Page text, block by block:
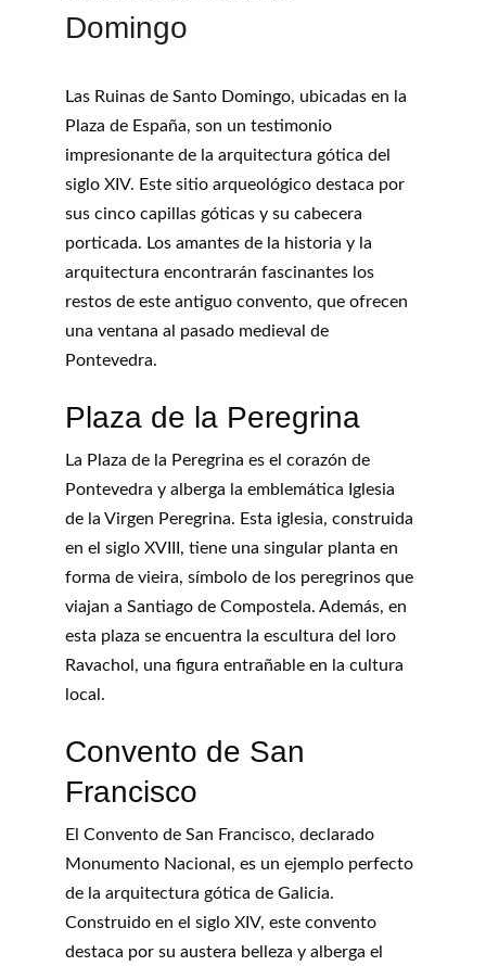
Domingo
Las Ruinas de Santo Domingo, ubicadas en la
Plaza de España, son un testimonio
impresionante de la arquitectura gótica del
siglo XIV. Este sitio arqueológico destaca por
sus cinco capillas góticas y su cabecera
porticada. Los amantes de la historia y la
arquitectura encontrarán fascinantes los
restos de este antiguo convento, que ofrecen
una ventana al pasado medieval de
Pontevedra.
Plaza de la Peregrina
La Plaza de la Peregrina es el corazón de
Pontevedra y alberga la emblemática Iglesia
de la Virgen Peregrina. Esta iglesia, construida
en el siglo XVIII, tiene una singular planta en
forma de vieira, símbolo de los peregrinos que
viajan a Santiago de Compostela. Además, en
esta plaza se encuentra la escultura del loro
Ravachol, una figura entrañable en la cultura
local.
Convento de San
Francisco
El Convento de San Francisco, declarado
Monumento Nacional, es un ejemplo perfecto
de la arquitectura gótica de Galicia.
Construido en el siglo XIV, este convento
destaca por su austera belleza y alberga el